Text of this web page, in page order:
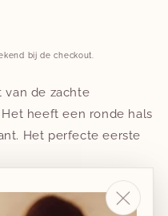
bij de checkout.
van de zachte
heeft een ronde hals
Het perfecte eerste